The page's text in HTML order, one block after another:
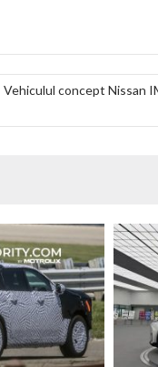
Vehiculul concept Nissan